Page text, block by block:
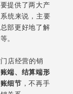
提供了两大产
统来说，主要
部更好地了解
。
店经营的销
端、结算端形
细节 ，不再手